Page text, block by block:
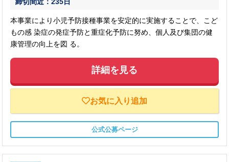
本事業により小児予防接種事業を安定的に実施することで、こど
もの感 染症の発症予防と重症化予防に努め、個人及び集団の健
康管理の向上を図 る。
詳細を見る
お気に入り追加
公式公募ページ